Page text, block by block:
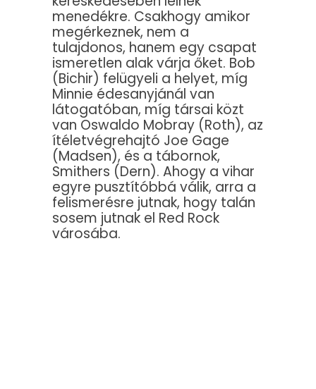
menedékre. Csakhogy amikor
megérkeznek, nem a
tulajdonos, hanem egy csapat
ismeretlen alak várja őket. Bob
(Bichir) felügyeli a helyet, míg
Minnie édesanyjánál van
látogatóban, míg társai közt
van Oswaldo Mobray (Roth), az
ítéletvégrehajtó Joe Gage
(Madsen), és a tábornok,
Smithers (Dern). Ahogy a vihar
egyre pusztítóbbá válik, arra a
felismerésre jutnak, hogy talán
sosem jutnak el Red Rock
városába.